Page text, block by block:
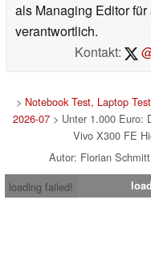
als Managing Editor
verantwortlich.
Kontakt:
> Notebook Test, Laptop
2026-07> Unter 1.000 Euro:
Vivo X300 FE
Autor: Florian
loading failed!